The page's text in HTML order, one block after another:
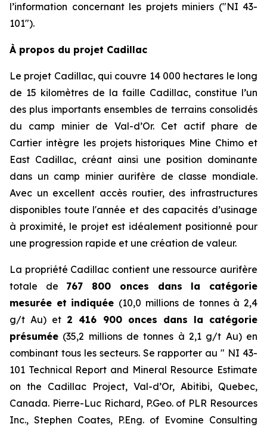
l’information concernant les projets miniers (″NI 43-
101″).
À propos du projet Cadillac
Le projet Cadillac, qui couvre 14 000 hectares le long
de 15 kilomètres de la faille Cadillac, constitue l’un
des plus importants ensembles de terrains consolidés
du camp minier de Val-d’Or. Cet actif phare de
Cartier intègre les projets historiques Mine Chimo et
East Cadillac, créant ainsi une position dominante
dans un camp minier aurifère de classe mondiale.
Avec un excellent accès routier, des infrastructures
disponibles toute l'année et des capacités d’usinage
à proximité, le projet est idéalement positionné pour
une progression rapide et une création de valeur.
La propriété Cadillac contient une ressource aurifère
totale de 767 800 onces dans la catégorie
mesurée et indiquée (10,0 millions de tonnes à 2,4
g/t Au) et 2 416 900 onces dans la catégorie
présumée (35,2 millions de tonnes à 2,1 g/t Au) en
combinant tous les secteurs. Se rapporter au ″ NI 43-
101 Technical Report and Mineral Resource Estimate
on the Cadillac Project, Val-d’Or, Abitibi, Quebec,
Canada. Pierre-Luc Richard, P.Geo. of PLR Resources
Inc., Stephen Coates, P.Eng. of Evomine Consulting